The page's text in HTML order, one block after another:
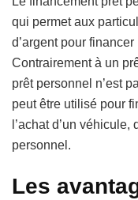
qui permet aux
d’argent pour
Contrairement à un
prêt personnel n’est
peut être utilisé pour
l’achat d’un
personnel.
Les